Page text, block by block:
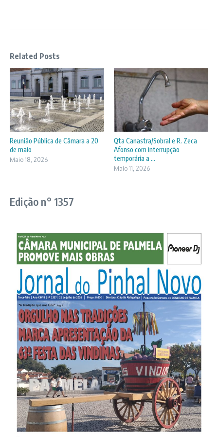
Related Posts
Reunião Pública de Câmara a 20
de maio
Maio 18, 2026
Qta Canastra/Sobral e R. Zeca
Afonso com interrupção
temporária a ...
Maio 11, 2026
Edição n° 1357